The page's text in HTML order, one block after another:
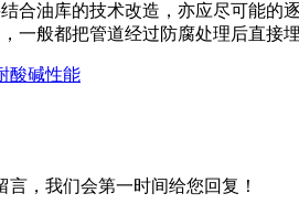
油库的技术改造，亦应尽可能的逐
般都把管道经过防腐处理后直接埋
酸碱性能
，我们会第一时间给您回复！